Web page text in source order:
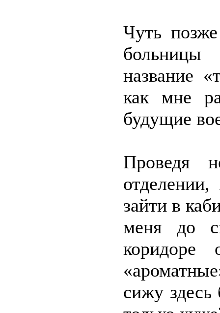
Чуть
название
как мне
будущие
Проведя
зайти в
меня до
сижу здесь